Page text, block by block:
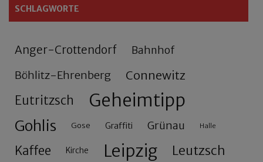
SCHLAGWORTE
Anger-Crottendorf Bahnhof
Böhlitz-Ehrenberg Connewitz
Eutritzsch Geheimtipp
Gohlis Gose Graffiti Grünau Halle
Kaffee Kirche Leipzig Leutzsch